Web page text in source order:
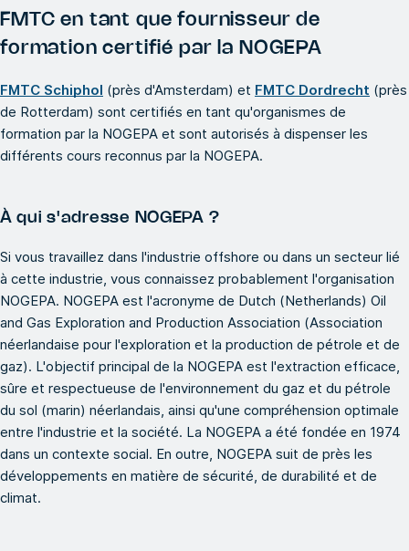
FMTC en tant que fournisseur de
formation certifié par la NOGEPA
FMTC Schiphol (près d'Amsterdam) et FMTC Dordrecht (près
de Rotterdam) sont certifiés en tant qu'organismes de
formation par la NOGEPA et sont autorisés à dispenser les
différents cours reconnus par la NOGEPA.
À qui s'adresse NOGEPA ?
Si vous travaillez dans l'industrie offshore ou dans un secteur lié
à cette industrie, vous connaissez probablement l'organisation
NOGEPA. NOGEPA est l'acronyme de Dutch (Netherlands) Oil
and Gas Exploration and Production Association (Association
néerlandaise pour l'exploration et la production de pétrole et de
gaz). L'objectif principal de la NOGEPA est l'extraction efficace,
sûre et respectueuse de l'environnement du gaz et du pétrole
du sol (marin) néerlandais, ainsi qu'une compréhension optimale
entre l'industrie et la société. La NOGEPA a été fondée en 1974
dans un contexte social. En outre, NOGEPA suit de près les
développements en matière de sécurité, de durabilité et de
climat.